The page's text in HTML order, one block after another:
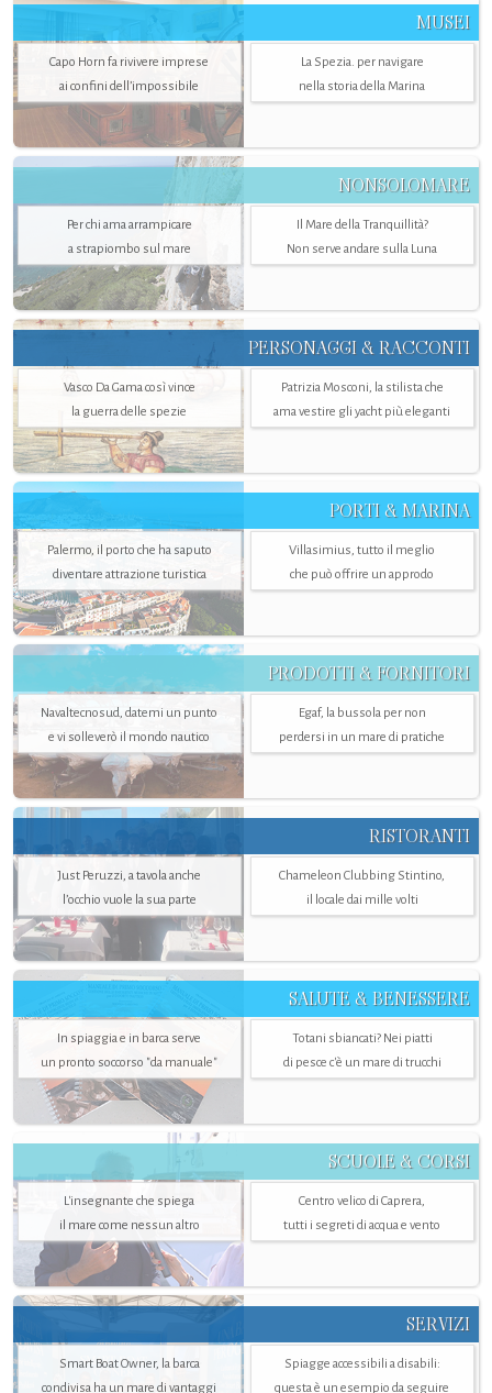
MUSEI
Capo Horn fa rivivere imprese
ai confini dell’impossibile
La Spezia. per navigare
nella storia della Marina
NONSOLOMARE
Per chi ama arrampicare
a strapiombo sul mare
Il Mare della Tranquillità?
Non serve andare sulla Luna
PERSONAGGI & RACCONTI
Vasco Da Gama così vince
la guerra delle spezie
Patrizia Mosconi, la stilista che
ama vestire gli yacht più eleganti
PORTI & MARINA
Palermo, il porto che ha saputo
diventare attrazione turistica
Villasimius, tutto il meglio
che può offrire un approdo
PRODOTTI & FORNITORI
Navaltecnosud, datemi un punto
e vi solleverò il mondo nautico
Egaf, la bussola per non
perdersi in un mare di pratiche
RISTORANTI
Just Peruzzi, a tavola anche
l’occhio vuole la sua parte
Chameleon Clubbing Stintino,
il locale dai mille volti
SALUTE & BENESSERE
In spiaggia e in barca serve
un pronto soccorso "da manuale"
Totani sbiancati? Nei piatti
di pesce c'è un mare di trucchi
SCUOLE & CORSI
L'insegnante che spiega
il mare come nessun altro
Centro velico di Caprera,
tutti i segreti di acqua e vento
SERVIZI
Smart Boat Owner, la barca
condivisa ha un mare di vantaggi
Spiagge accessibili a disabili:
questa è un esempio da seguire